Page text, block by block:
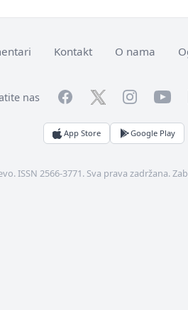
Kontakt O nama
nas FacebookTwitterInstagram
App Store Google Play
ISSN 2566-3771. Sva prava zadržana.